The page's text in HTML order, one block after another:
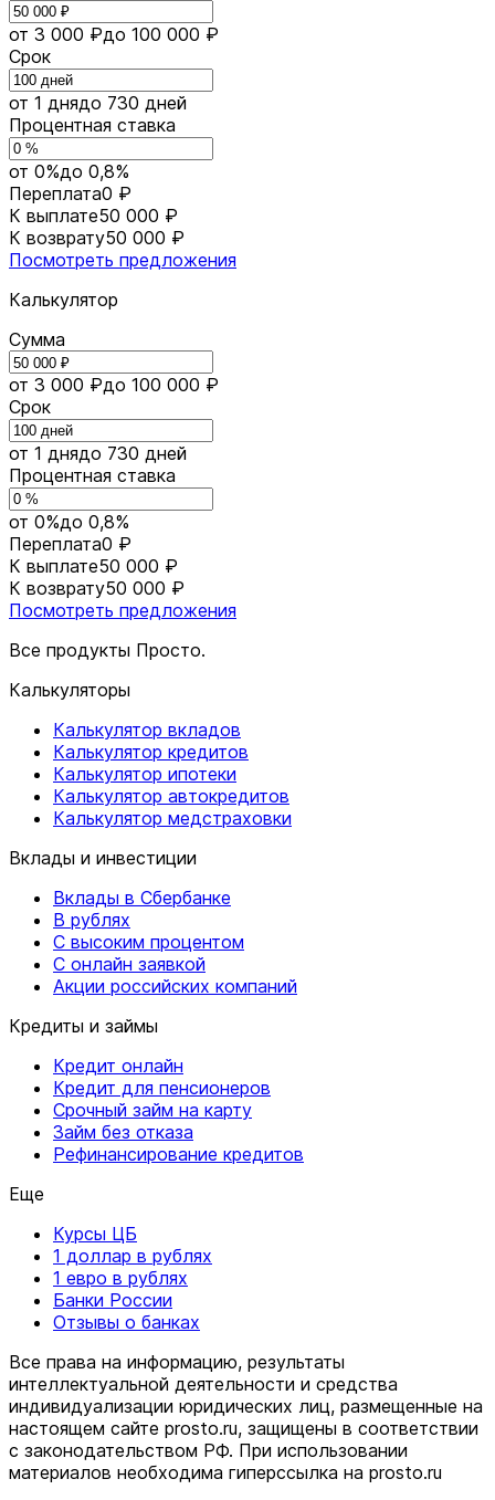
от 3 000 ₽до 100 000 ₽
Срок
от 1 днядо 730 дней
Процентная ставка
от 0%до 0,8%
Переплата0 ₽
К выплате50 000 ₽
К возврату50 000 ₽
Посмотреть предложения
Калькулятор
Сумма
от 3 000 ₽до 100 000 ₽
Срок
от 1 днядо 730 дней
Процентная ставка
от 0%до 0,8%
Переплата0 ₽
К выплате50 000 ₽
К возврату50 000 ₽
Посмотреть предложения
Все продукты Просто.
Калькуляторы
Калькулятор вкладов
Калькулятор кредитов
Калькулятор ипотеки
Калькулятор автокредитов
Калькулятор медстраховки
Вклады и инвестиции
Вклады в Сбербанке
В рублях
С высоким процентом
С онлайн заявкой
Акции российских компаний
Кредиты и займы
Кредит онлайн
Кредит для пенсионеров
Срочный займ на карту
Займ без отказа
Рефинансирование кредитов
Еще
Курсы ЦБ
1 доллар в рублях
1 евро в рублях
Банки России
Отзывы о банках
Все права на информацию, результаты
интеллектуальной деятельности и средства
индивидуализации юридических лиц, размещенные на
настоящем сайте prosto.ru, защищены в соответствии
c законодательством РФ. При использовании
материалов необходима гиперссылка на prosto.ru